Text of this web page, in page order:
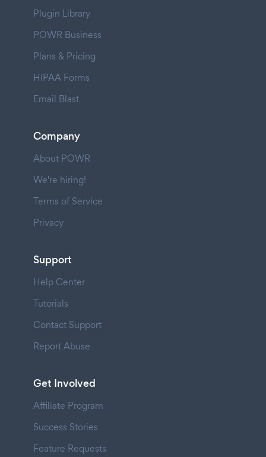
Plugin Library
POWR Business
Plans & Pricing
HIPAA Forms
Email Blast
Company
About POWR
We're hiring!
Terms of Service
Privacy
Support
Help Center
Tutorials
Contact Support
Report Abuse
Get Involved
Affiliate Program
Success Stories
Feature Requests